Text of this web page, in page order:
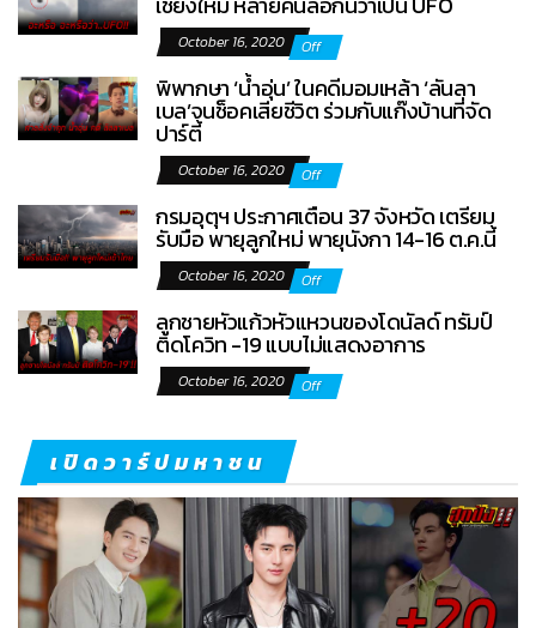
October 16, 2020 Off
พิพากษา ‘น้ำอุ่น’ ในคดีมอมเหล้า ‘ลันลา
เบล’จนช็อคเสียชีวิต ร่วมกับแก๊งบ้านที่จัด
ปาร์ตี้
October 16, 2020 Off
กรมอุตุฯ ประกาศเตือน 37 จังหวัด เตรียม
รับมือ พายุลูกใหม่ พายุนังกา 14-16 ต.ค.นี้
October 16, 2020 Off
ลูกชายหัวแก้วหัวแหวนของโดนัลด์ ทรัมป์
ติดโควิท -19 แบบไม่แสดงอาการ
October 16, 2020 Off
เปิดวาร์ปมหาชน